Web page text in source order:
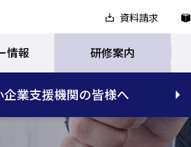
資料請求
情報 研修案内
企業支援機関の皆様へ